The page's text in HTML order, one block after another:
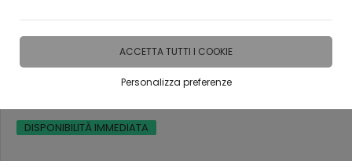
ACCETTA TUTTI I COOKIE
Personalizza preferenze
Alzatine in plexiglass
trasparente BELLINVETRO VR
315
DISPONIBILITÀ IMMEDIATA